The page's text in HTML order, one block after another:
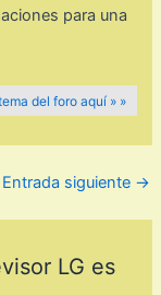
para una
del foro aquí » »
Entrada siguiente →
LG es